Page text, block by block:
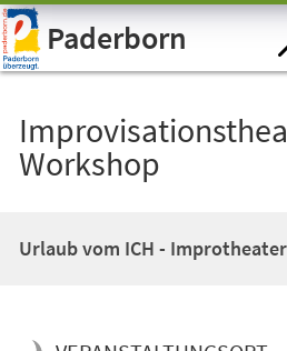
Visuelle
Assistenzsoftware
öffnen.Paderborn
Workshop
Urlaub vom ICH -